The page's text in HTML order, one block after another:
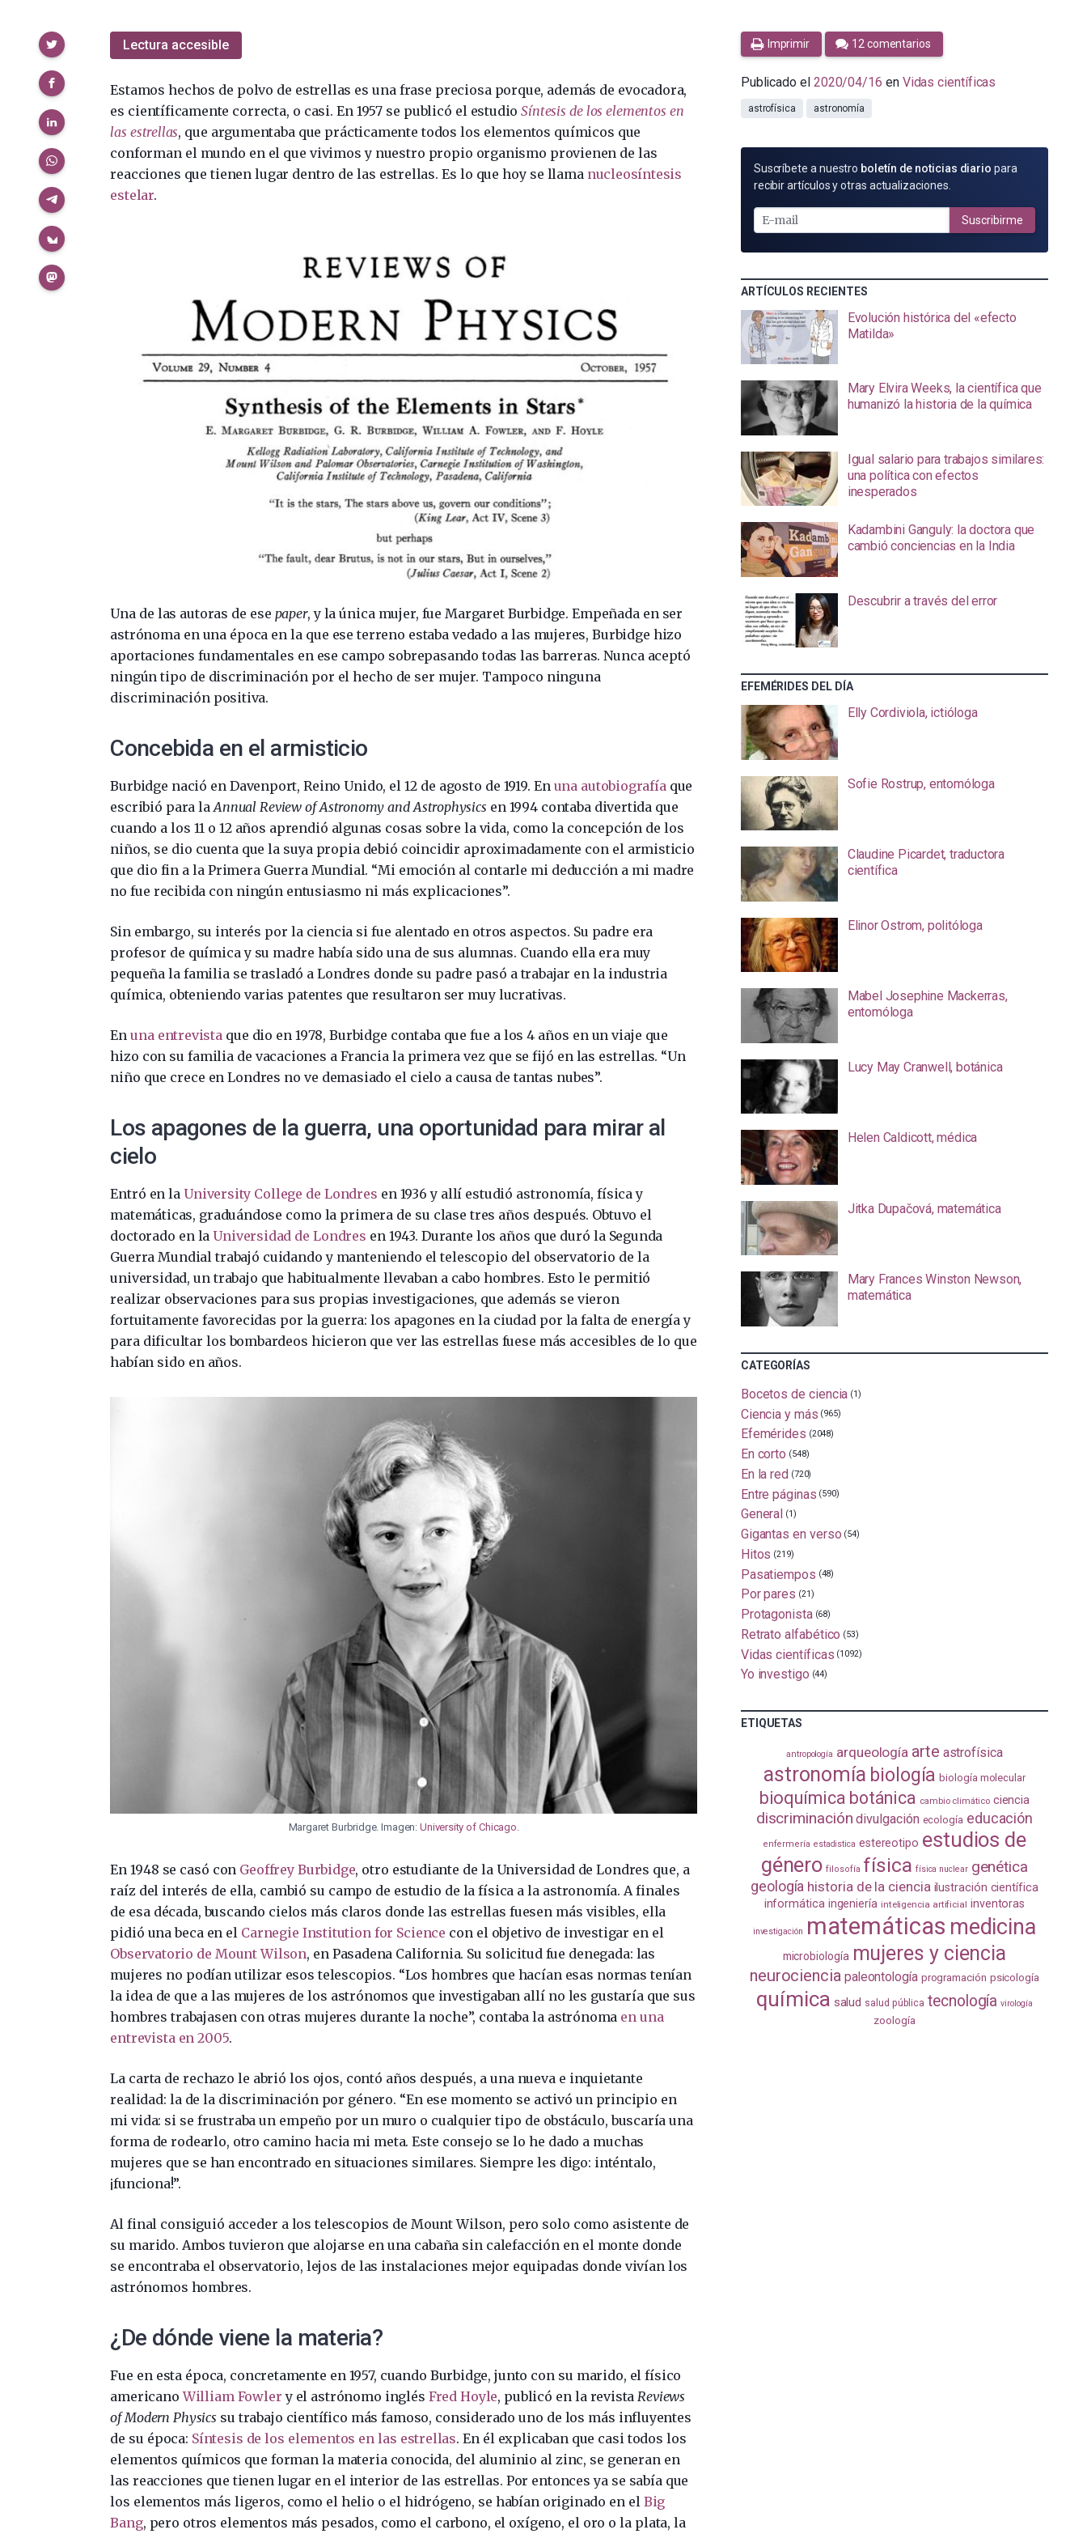
Lectura accesible
Estamos hechos de polvo de estrellas es una frase preciosa porque, además de evocadora,
es científicamente correcta, o casi. En 1957 se publicó el estudioSíntesis de los elementos en
las estrellas, que argumentaba que prácticamente todos los elementos químicos que
conforman el mundo en el que vivimos y nuestro propio organismo provienen de las
reacciones que tienen lugar dentro de las estrellas. Es lo que hoy se llama nucleosíntesis
estelar.
Una de las autoras de ese paper, y la única mujer, fue Margaret Burbidge. Empeñada en ser
astrónoma en una época en la que ese terreno estaba vedado a las mujeres, Burbidge hizo
aportaciones fundamentales en ese campo sobrepasando todas las barreras. Nunca aceptó
ningún tipo de discriminación por el hecho de ser mujer. Tampoco ninguna
discriminación positiva.
Concebida en el armisticio
Burbidge nació en Davenport, Reino Unido, el 12 de agosto de 1919. En una autobiografía que
escribió para laAnnual Review of Astronomy and Astrophysics en 1994 contaba divertida que
cuando a los 11 o 12 años aprendió algunas cosas sobre la vida, como la concepción de los
niños, se dio cuenta que la suya propia debió coincidir aproximadamente con el armisticio
que dio fin a la Primera Guerra Mundial. “Mi emoción al contarle mi deducción a mi madre
no fue recibida con ningún entusiasmo ni más explicaciones”.
Sin embargo, su interés por la ciencia si fue alentado en otros aspectos. Su padre era
profesor de química y su madre había sido una de sus alumnas. Cuando ella era muy
pequeña la familia se trasladó a Londres donde su padre pasó a trabajar en la industria
química, obteniendo varias patentes que resultaron ser muy lucrativas.
Enuna entrevista que dio en 1978, Burbidge contaba que fue a los 4 años en un viaje que
hizo con su familia de vacaciones a Francia la primera vez que se fijó en las estrellas. “Un
niño que crece en Londres no ve demasiado el cielo a causa de tantas nubes”.
Los apagones de la guerra, una oportunidad para mirar al
cielo
Entró en la University College de Londres en 1936 y allí estudió astronomía, física y
matemáticas, graduándose como la primera de su clase tres años después. Obtuvo el
doctorado en la Universidad de Londres en 1943. Durante los años que duró la Segunda
Guerra Mundial trabajó cuidando y manteniendo el telescopio del observatorio de la
universidad, un trabajo que habitualmente llevaban a cabo hombres. Esto le permitió
realizar observaciones para sus propias investigaciones, que además se vieron
fortuitamente favorecidas por la guerra: los apagones en la ciudad por la falta de energía y
para dificultar los bombardeos hicieron que ver las estrellas fuese más accesibles de lo que
habían sido en años.
Margaret Burbridge. Imagen:University of Chicago.
En 1948 se casó con Geoffrey Burbidge, otro estudiante de la Universidad de Londres que, a
raíz del interés de ella, cambió su campo de estudio de la física a la astronomía. A finales
de esa década, buscando cielos más claros donde las estrellas fuesen más visibles, ella
pidió una beca en el Carnegie Institution for Science con el objetivo de investigar en el
Observatorio de Mount Wilson, en Pasadena California. Su solicitud fue denegada: las
mujeres no podían utilizar esos telescopios. “Los hombres que hacían esas normas tenían
la idea de que a las mujeres de los astrónomos que investigaban allí no les gustaría que sus
hombres trabajasen con otras mujeres durante la noche”, contaba la astrónoma en una
entrevista en 2005.
La carta de rechazo le abrió los ojos, contó años después, a una nueva e inquietante
realidad: la de la discriminación por género. “En ese momento se activó un principio en
mi vida: si se frustraba un empeño por un muro o cualquier tipo de obstáculo, buscaría una
forma de rodearlo, otro camino hacia mi meta. Este consejo se lo he dado a muchas
mujeres que se han encontrado en situaciones similares. Siempre les digo: inténtalo,
¡funciona!”.
Al final consiguió acceder a los telescopios de Mount Wilson, pero solo como asistente de
su marido. Ambos tuvieron que alojarse en una cabaña sin calefacción en el monte donde
se encontraba el observatorio, lejos de las instalaciones mejor equipadas donde vivían los
astrónomos hombres.
¿De dónde viene la materia?
Fue en esta época, concretamente en 1957, cuando Burbidge, junto con su marido, el físico
americanoWilliam Fowler y el astrónomo inglés Fred Hoyle, publicó en la revistaReviews
of Modern Physics su trabajo científico más famoso, considerado uno de los más influyentes
de su época: Síntesis de los elementos en las estrellas. En él explicaban que casi todos los
elementos químicos que forman la materia conocida, del aluminio al zinc, se generan en
las reacciones que tienen lugar en el interior de las estrellas. Por entonces ya se sabía que
los elementos más ligeros, como el helio o el hidrógeno, se habían originado en el Big
Bang, pero otros elementos más pesados, como el carbono, el oxígeno, el oro o la plata, la
Compartir Imprimir 12 comentarios
Publicado el 2020/04/16 en Vidas científicas
astrofísica astronomía
SUSCRÍBETE
POR
MAIL
Suscríbete a nuestro boletín de noticias diario para
recibir artículos y otras actualizaciones.
Suscribirme
ARTÍCULOS RECIENTES
Evolución histórica del «efecto
Matilda»
Mary Elvira Weeks, la científica que
humanizó la historia de la química
Igual salario para trabajos similares:
una política con efectos
inesperados
Kadambini Ganguly: la doctora que
cambió conciencias en la India
Descubrir a través del error
EFEMÉRIDES DEL DÍA
Elly Cordiviola, ictióloga
Sofie Rostrup, entomóloga
Claudine Picardet, traductora
científica
Elinor Ostrom, politóloga
Mabel Josephine Mackerras,
entomóloga
Lucy May Cranwell, botánica
Helen Caldicott, médica
Jitka Dupačová, matemática
Mary Frances Winston Newson,
matemática
CATEGORÍAS
Bocetos de ciencia (1)
Ciencia y más (965)
Efemérides (2048)
En corto (548)
En la red (720)
Entre páginas (590)
General (1)
Gigantas en verso (54)
Hitos (219)
Pasatiempos (48)
Por pares (21)
Protagonista (68)
Retrato alfabético (53)
Vidas científicas (1092)
Yo investigo (44)
ETIQUETAS
antropología arqueología arte astrofísica
astronomía biología biología molecular
bioquímica botánica cambio climático ciencia
discriminación divulgación ecología educación
enfermería estadistica estereotipo estudios de
género filosofía física física nuclear genética
geología historia de la ciencia ilustración científica
informática ingeniería inteligencia artificial inventoras
investigación matemáticas medicina
microbiología mujeres y ciencia
neurociencia paleontología programación psicología
química salud salud pública tecnología virología
zoología